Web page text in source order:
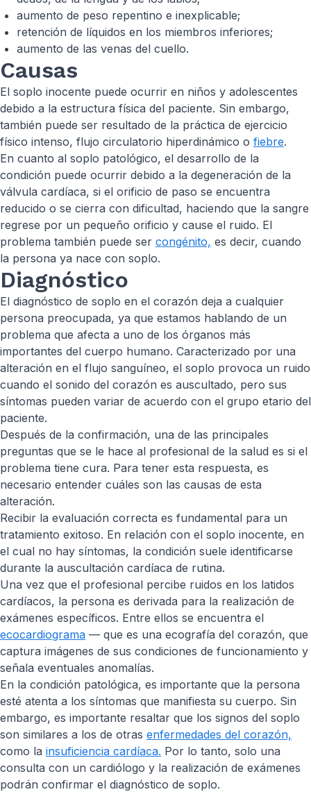
aumento de peso repentino e inexplicable;
retención de líquidos en los miembros inferiores;
aumento de las venas del cuello.
Causas
El soplo inocente puede ocurrir en niños y adolescentes
debido a la estructura física del paciente. Sin embargo,
también puede ser resultado de la práctica de ejercicio
físico intenso, flujo circulatorio hiperdinámico o fiebre.
En cuanto al soplo patológico, el desarrollo de la
condición puede ocurrir debido a la degeneración de la
válvula cardíaca, si el orificio de paso se encuentra
reducido o se cierra con dificultad, haciendo que la sangre
regrese por un pequeño orificio y cause el ruido. El
problema también puede ser congénito, es decir, cuando
la persona ya nace con soplo.
Diagnóstico
El diagnóstico de soplo en el corazón deja a cualquier
persona preocupada, ya que estamos hablando de un
problema que afecta a uno de los órganos más
importantes del cuerpo humano. Caracterizado por una
alteración en el flujo sanguíneo, el soplo provoca un ruido
cuando el sonido del corazón es auscultado, pero sus
síntomas pueden variar de acuerdo con el grupo etario del
paciente.
Después de la confirmación, una de las principales
preguntas que se le hace al profesional de la salud es si el
problema tiene cura. Para tener esta respuesta, es
necesario entender cuáles son las causas de esta
alteración.
Recibir la evaluación correcta es fundamental para un
tratamiento exitoso. En relación con el soplo inocente, en
el cual no hay síntomas, la condición suele identificarse
durante la auscultación cardíaca de rutina.
Una vez que el profesional percibe ruidos en los latidos
cardíacos, la persona es derivada para la realización de
exámenes específicos. Entre ellos se encuentra el
ecocardiograma — que es una ecografía del corazón, que
captura imágenes de sus condiciones de funcionamiento y
señala eventuales anomalías.
En la condición patológica, es importante que la persona
esté atenta a los síntomas que manifiesta su cuerpo. Sin
embargo, es importante resaltar que los signos del soplo
son similares a los de otras enfermedades del corazón,
como la insuficiencia cardíaca. Por lo tanto, solo una
consulta con un cardiólogo y la realización de exámenes
podrán confirmar el diagnóstico de soplo.